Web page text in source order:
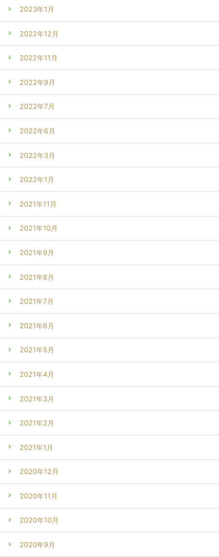
2023年1月
2022年12月
2022年11月
2022年9月
2022年7月
2022年6月
2022年3月
2022年1月
2021年11月
2021年10月
2021年9月
2021年8月
2021年7月
2021年6月
2021年5月
2021年4月
2021年3月
2021年2月
2021年1月
2020年12月
2020年11月
2020年10月
2020年9月